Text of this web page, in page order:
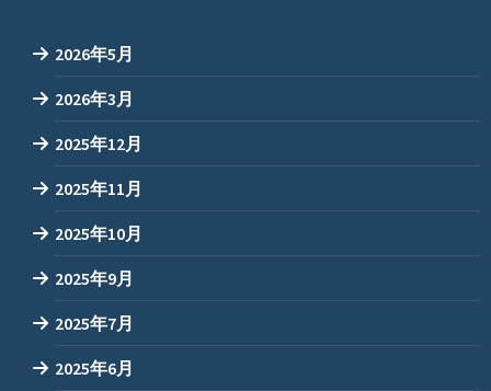
2026年5月
2026年3月
2025年12月
2025年11月
2025年10月
2025年9月
2025年7月
2025年6月